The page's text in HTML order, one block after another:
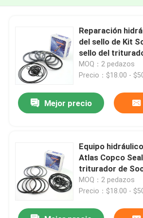
Reparación
del sello de Kit
sello del
MOQ：2 pedazos
Precio：$18.00 -
Mejor precio
Equipo
Atlas Copco
triturador de
MOQ：2 pedazos
Precio：$18.00 -